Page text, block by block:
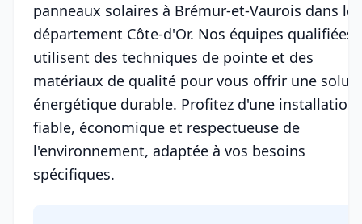
panneaux solaires à Brémur-et-Vaurois dans le
département Côte-d'Or. Nos équipes qualifiées
utilisent des techniques de pointe et des
matériaux de qualité pour vous offrir une
énergétique durable. Profitez d'une installation
fiable, économique et respectueuse de
l'environnement, adaptée à vos besoins
spécifiques.